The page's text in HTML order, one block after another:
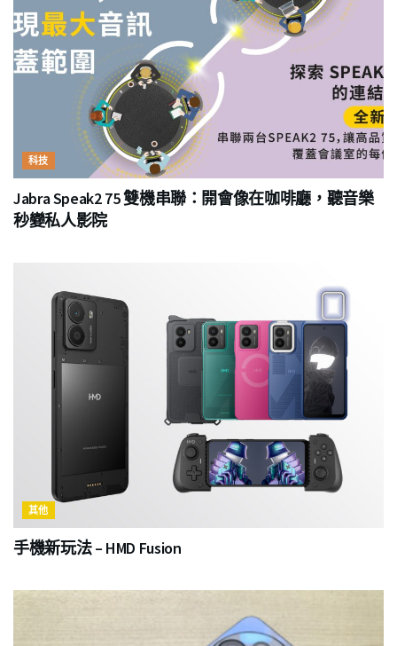
科技
Jabra Speak2 75 雙機串聯：開會像在咖啡廳，聽音樂
秒變私人影院
其他
手機新玩法 – HMD Fusion